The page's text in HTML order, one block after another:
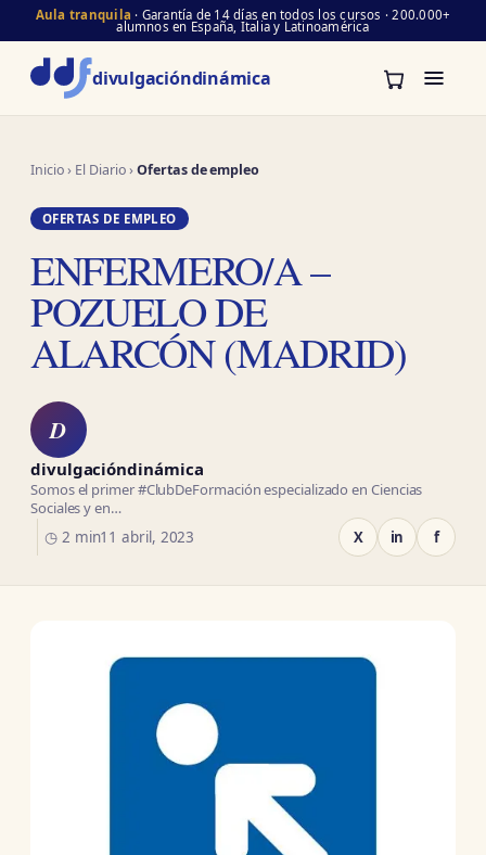
Aula tranquila · Garantía de 14 días en todos los cursos · 200.000+
alumnos en España, Italia y Latinoamérica
divulgacióndinámica
Inicio› El Diario›Ofertas de empleo
OFERTAS DE EMPLEO
ENFERMERO/A –
POZUELO DE
ALARCÓN (MADRID)
D
divulgacióndinámica
Somos el primer #ClubDeFormación especializado en Ciencias
Sociales y en…
◷ 2 min11 abril, 2023 X in f